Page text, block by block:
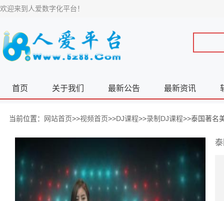
欢迎来到人爱数字化平台！
首页 关于我们 最新公告 最新资讯
当前位置： 网站首页>>视频首页>>DJ课程>>录制DJ课程>>泰国著名